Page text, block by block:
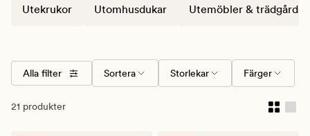
spirande grönska eller höstens gyllene kvällar. Välj bland
Utekrukor Utomhusdukar Utemöbler &
Alla filter Sortera Storlekar Färger
21 produkter